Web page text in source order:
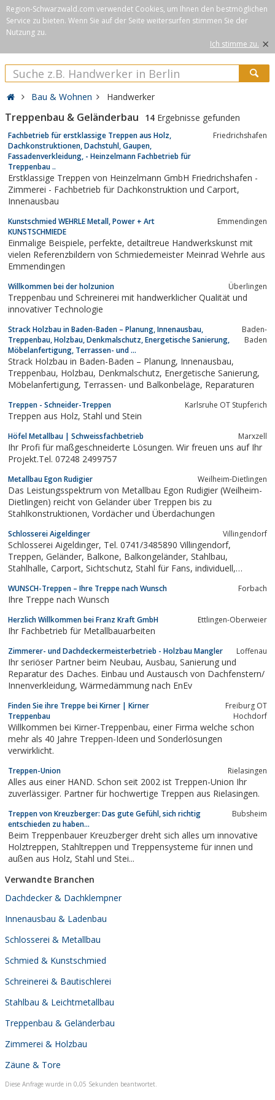
Region-Schwarzwald.com verwendet Cookies, um Ihnen den bestmöglichen
Service zu bieten. Wenn Sie auf der Seite weitersurfen stimmen Sie der
Nutzung zu.
Ich stimme zu. ×
Bau & Wohnen Handwerker
Treppenbau & Geländerbau 14 Ergebnisse gefunden
Fachbetrieb für erstklassige Treppen aus Holz,
Dachkonstruktionen, Dachstuhl, Gaupen,
Fassadenverkleidung, - Heinzelmann Fachbetrieb für
Treppenbau ..
Friedrichshafen
Erstklassige Treppen von Heinzelmann GmbH Friedrichshafen -
Zimmerei - Fachbetrieb für Dachkonstruktion und Carport,
Innenausbau
Kunstschmied WEHRLE Metall, Power + Art
KUNSTSCHMIEDE
Emmendingen
Einmalige Beispiele, perfekte, detailtreue Handwerkskunst mit
vielen Referenzbildern von Schmiedemeister Meinrad Wehrle aus
Emmendingen
Willkommen bei der holzunion Überlingen
Treppenbau und Schreinerei mit handwerklicher Qualität und
innovativer Technologie
Strack Holzbau in Baden-Baden – Planung, Innenausbau,
Treppenbau, Holzbau, Denkmalschutz, Energetische Sanierung,
Möbelanfertigung, Terrassen- und ...
Baden-
Baden
Strack Holzbau in Baden-Baden – Planung, Innenausbau,
Treppenbau, Holzbau, Denkmalschutz, Energetische Sanierung,
Möbelanfertigung, Terrassen- und Balkonbeläge, Reparaturen
Treppen - Schneider-Treppen Karlsruhe OT Stupferich
Treppen aus Holz, Stahl und Stein
Höfel Metallbau | Schweissfachbetrieb Marxzell
Ihr Profi für maßgeschneiderte Lösungen. Wir freuen uns auf Ihr
Projekt.Tel. 07248 2499757
Metallbau Egon Rudigier Weilheim-Dietlingen
Das Leistungsspektrum von Metallbau Egon Rudigier (Weilheim-
Dietlingen) reicht von Geländer über Treppen bis zu
Stahlkonstruktionen, Vordächer und Überdachungen
Schlosserei Aigeldinger Villingendorf
Schlosserei Aigeldinger, Tel. 0741/3485890 Villingendorf,
Treppen, Geländer, Balkone, Balkongeländer, Stahlbau,
Stahlhalle, Carport, Sichtschutz, Stahl für Fans, individuell,
Sonderanfertigungen, EN 1090 zertifiziert, Montage, Rottweil,
Weil Qualität...
WUNSCH-Treppen – Ihre Treppe nach Wunsch Forbach
Ihre Treppe nach Wunsch
Herzlich Willkommen bei Franz Kraft GmbH Ettlingen-Oberweier
Ihr Fachbetrieb für Metallbauarbeiten
Zimmerer- und Dachdeckermeisterbetrieb - Holzbau Mangler Loffenau
Ihr seriöser Partner beim Neubau, Ausbau, Sanierung und
Reparatur des Daches. Einbau und Austausch von Dachfenstern/
Innenverkleidung, Wärmedämmung nach EnEv
Finden Sie ihre Treppe bei Kirner | Kirner
Treppenbau
Freiburg OT
Hochdorf
Willkommen bei Kirner-Treppenbau, einer Firma welche schon
mehr als 40 Jahre Treppen-Ideen und Sonderlösungen
verwirklicht.
Treppen-Union Rielasingen
Alles aus einer HAND. Schon seit 2002 ist Treppen-Union Ihr
zuverlässiger. Partner für hochwertige Treppen aus Rielasingen.
Treppen von Kreuzberger: Das gute Gefühl, sich richtig
entschieden zu haben…
Bubsheim
Beim Treppenbauer Kreuzberger dreht sich alles um innovative
Holztreppen, Stahltreppen und Treppensysteme für innen und
außen aus Holz, Stahl und Stei...
Verwandte Branchen
Dachdecker & Dachklempner
Innenausbau & Ladenbau
Schlosserei & Metallbau
Schmied & Kunstschmied
Schreinerei & Bautischlerei
Stahlbau & Leichtmetallbau
Treppenbau & Geländerbau
Zimmerei & Holzbau
Zäune & Tore
Diese Anfrage wurde in 0,05 Sekunden beantwortet.